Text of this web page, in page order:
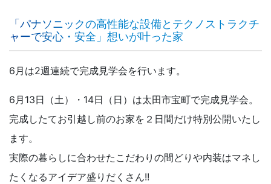
「パナソニックの高性能な設備とテクノストラクチ
ャーで安心・安全」想いが叶った家
6月は2週連続で完成見学会を行います。
6月13日（土）・14日（日）は太田市宝町で完成見学会。
完成したてお引越し前のお家を２日間だけ特別公開いたし
ます。
実際の暮らしに合わせたこだわりの間どりや内装はマネし
たくなるアイデア盛りだくさん!!